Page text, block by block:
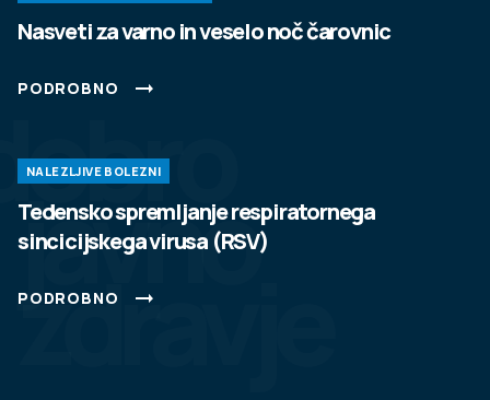
javno
zdravje
Nasveti za varno in veselo noč čarovnic
PODROBNO
NALEZLJIVE BOLEZNI
Tedensko spremljanje respiratornega
sincicijskega virusa (RSV)
PODROBNO